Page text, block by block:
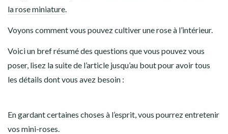
la rose miniature
Voyons comment vous pouvez cultiver une rose à l’intérieur.
Voici un bref résumé des questions que vous pouvez vous
poser, lisez la suite de l’article jusqu’au bout pour avoir tous
les détails dont vous avez besoin :
En gardant certaines choses à l’esprit, vous pourrez entretenir
vos mini-roses.